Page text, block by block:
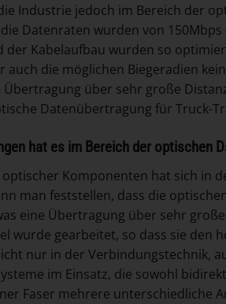
Industrie jedoch im Bereich der
Datenraten wurden von
der Kabelaufbau wurden so
auch die möglichen Biegeradien
Übertragung über sehr große
Datenübertragung für Truck-
hat es im Bereich der optischen
Komponenten hat sich in
man feststellen, dass die
eine Übertragung über sehr
wurde gearbeitet, so dass sie
nur in der Verbindungstechnik,
im Einsatz, die sowohl
Faser mehrere unterschiedliche